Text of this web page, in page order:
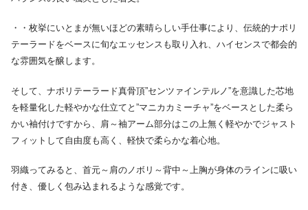
・・枚挙にいとまが無いほどの素晴らしい手仕事により、伝統的ナポリ
テーラードをベースに旬なエッセンスも取り入れ、ハイセンスで都会的
な雰囲気を醸します。
そして、ナポリテーラード真骨頂”センツァインテルノ”を意識した芯地
を軽量化した軽やかな仕立てと”マニカカミーチャ”をベースとした柔ら
かい袖付けですから、肩～袖アーム部分はこの上無く軽やかでジャスト
フィットして自由度も高く、軽快で柔らかな着心地。
羽織ってみると、首元～肩のノボリ～背中～上胸が身体のラインに吸い
付き、優しく包み込まれるような感覚です。